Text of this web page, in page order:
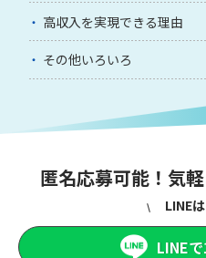
高収入を実現できる理由
その他いろいろ
匿名応募可能！気
LINE
LINE